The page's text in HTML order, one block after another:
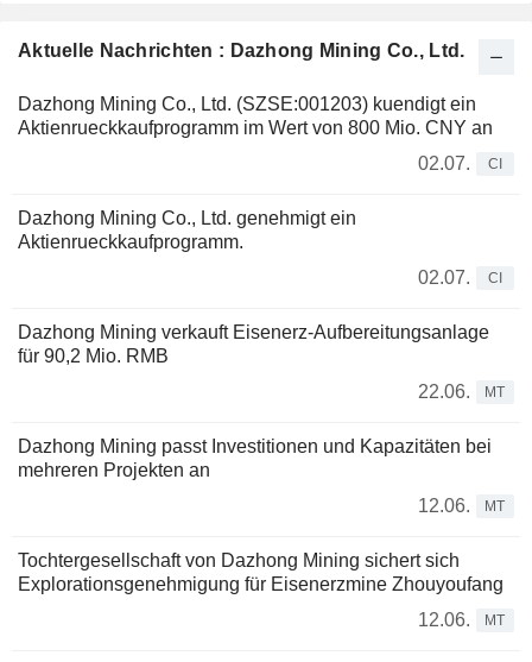
Aktuelle Nachrichten : Dazhong Mining Co., Ltd.
Dazhong Mining Co., Ltd. (SZSE:001203) kuendigt ein
Aktienrueckkaufprogramm im Wert von 800 Mio. CNY an
02.07.
CI
Dazhong Mining Co., Ltd. genehmigt ein
Aktienrueckkaufprogramm.
02.07.
CI
Dazhong Mining verkauft Eisenerz-Aufbereitungsanlage
für 90,2 Mio. RMB
22.06.
MT
Dazhong Mining passt Investitionen und Kapazitäten bei
mehreren Projekten an
12.06.
MT
Tochtergesellschaft von Dazhong Mining sichert sich
Explorationsgenehmigung für Eisenerzmine Zhouyoufang
12.06.
MT